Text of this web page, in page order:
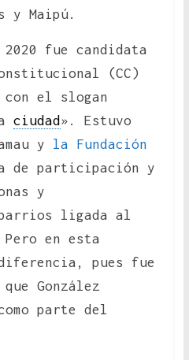
Maipú.
fue candidata
(CC)
el slogan
ciudad ». Estuvo
y la Fundación
de participación y
y
ligada al
Pero en esta
diferencia, pues fue
González
parte del